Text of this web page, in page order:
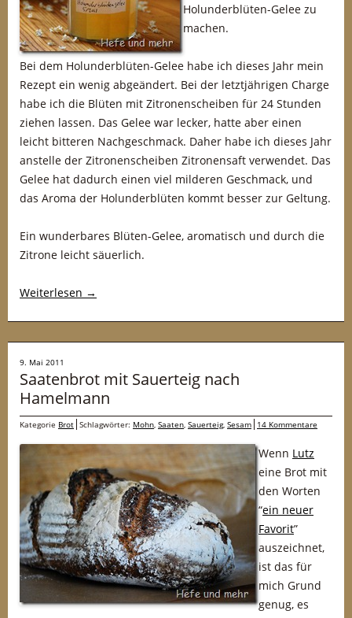
Holunderblüten-Gelee zu
machen.
Bei dem Holunderblüten-Gelee habe ich dieses Jahr mein
Rezept ein wenig abgeändert. Bei der letztjährigen Charge
habe ich die Blüten mit Zitronenscheiben für 24 Stunden
ziehen lassen. Das Gelee war lecker, hatte aber einen
leicht bitteren Nachgeschmack. Daher habe ich dieses Jahr
anstelle der Zitronenscheiben Zitronensaft verwendet. Das
Gelee hat dadurch einen viel milderen Geschmack, und
das Aroma der Holunderblüten kommt besser zur Geltung.
Ein wunderbares Blüten-Gelee, aromatisch und durch die
Zitrone leicht säuerlich.
Weiterlesen →
9. Mai 2011
Saatenbrot mit Sauerteig nach
Hamelmann
Kategorie Brot Schlagwörter: Mohn, Saaten, Sauerteig, Sesam 14 Kommentare
Wenn Lutz
eine Brot mit
den Worten
“ein neuer
Favorit”
auszeichnet,
ist das für
mich Grund
genug, es